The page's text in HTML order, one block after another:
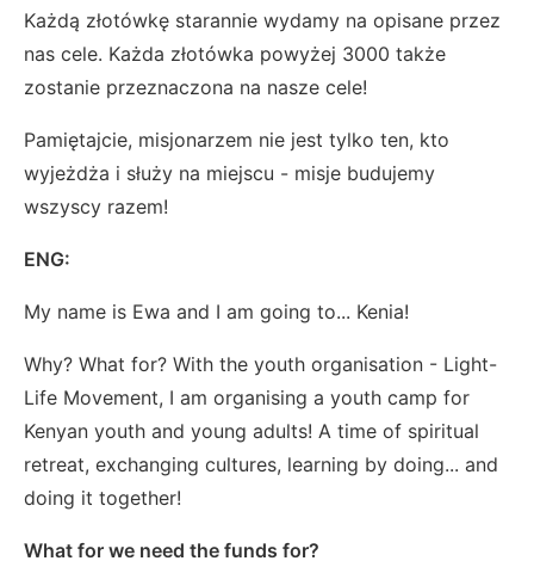
Każdą złotówkę starannie wydamy na opisane przez
nas cele. Każda złotówka powyżej 3000 także
zostanie przeznaczona na nasze cele!
Pamiętajcie, misjonarzem nie jest tylko ten, kto
wyjeżdża i służy na miejscu - misje budujemy
wszyscy razem!
ENG:
My name is Ewa and I am going to... Kenia!
Why? What for? With the youth organisation - Light-
Life Movement, I am organising a youth camp for
Kenyan youth and young adults! A time of spiritual
retreat, exchanging cultures, learning by doing... and
doing it together!
What for we need the funds for?